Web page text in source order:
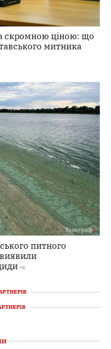
скромною ціною: що
митника
питного
(0)